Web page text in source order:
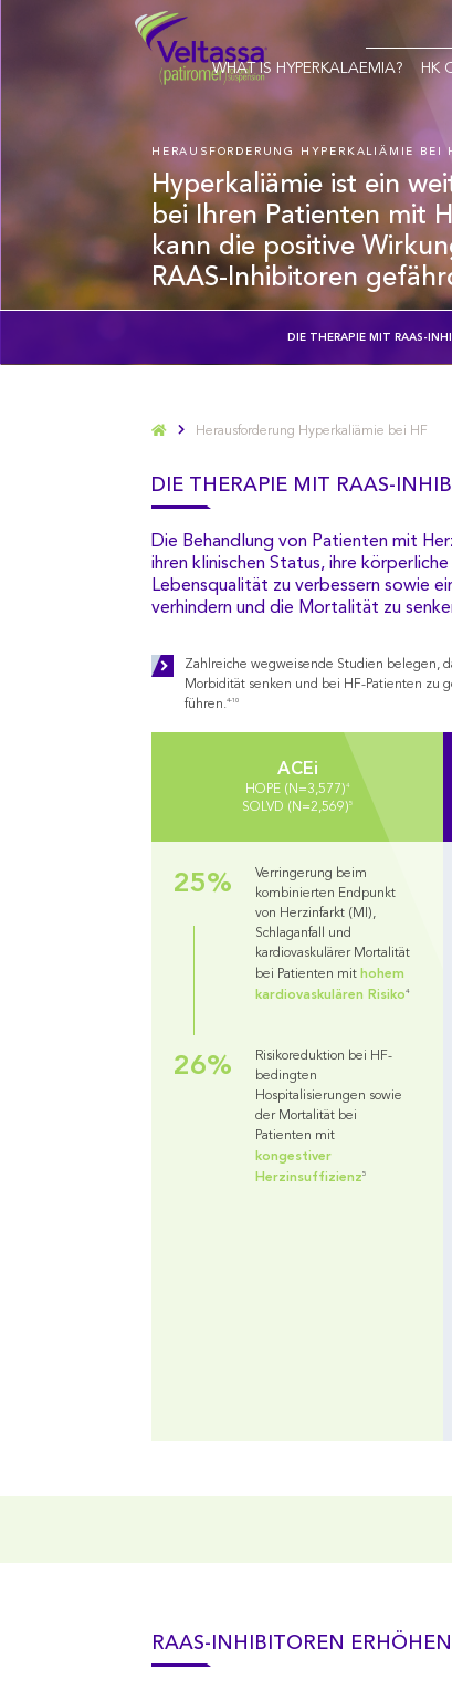
Main
navigation
WHAT IS HYPERKALAEMIA? HK
HERAUSFORDERUNG HYPERKALIÄMIE BEI
Hyperkaliämie ist ein
bei Ihren Patienten mit
kann die positive
RAAS-Inhibitoren
DIE THERAPIE MIT RAAS-
Herausforderung Hyperkaliämie bei HF
DIE THERAPIE MIT RAAS-
Die Behandlung von Patienten mit
ihren klinischen Status, ihre
Lebensqualität zu verbessern sowie
verhindern und die Mortalität zu
Zahlreiche wegweisende Studien belegen,
Morbidität senken und bei HF-Patienten zu
führen.4-10
ACEi
HOPE (N=3,577)4
SOLVD (N=2,569)5
25%
Verringerung beim
kombinierten Endpunkt
von Herzinfarkt (MI),
Schlaganfall und
kardiovaskulärer Mortalität
bei Patienten mit hohem
kardiovaskulären Risiko4
26%
Risikoreduktion bei HF-
bedingten
Hospitalisierungen sowie
der Mortalität bei
Patienten mit
kongestiver
Herzinsuffizienz5
RAAS-INHIBITOREN